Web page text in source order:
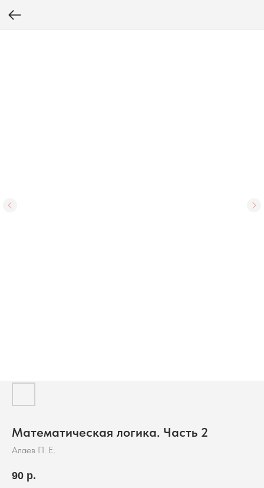
Математическая логика. Часть 2
Алаев П. Е.
90 р.